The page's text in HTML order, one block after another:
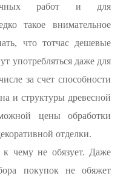
работ и для
такое внимательное
что тотчас дешевые
употребляться даже для
за счет способности
и структуры древесной
цены обработки
отделки.
чему не обязует. Даже
покупок не обяжет